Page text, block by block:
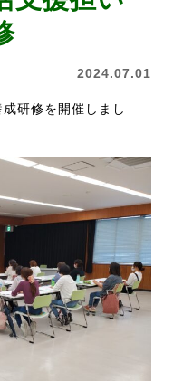
2024.07.01
研修を開催しまし